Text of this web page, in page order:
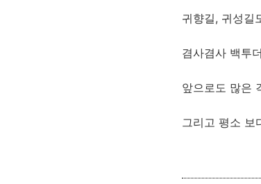
귀향길, 귀성길
겸사겸사 백투
앞으로도 많은
그리고 평소 보